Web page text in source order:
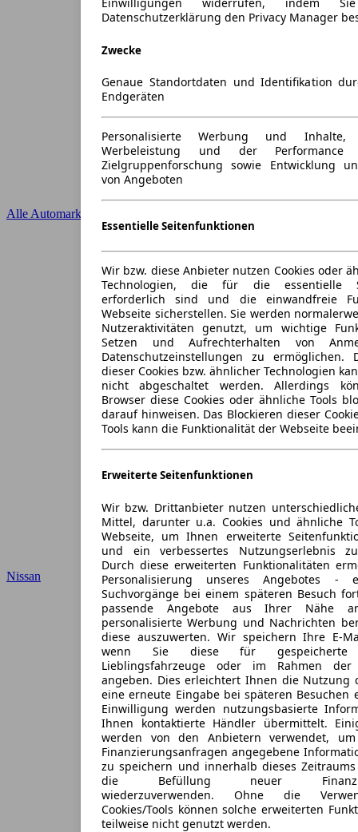
Einwilligungen widerrufen, indem
Datenschutzerklärung den Privacy Manager
Zwecke
Genaue Standortdaten und Identifikation
Endgeräten
Personalisierte Werbung und Inhalte,
Werbeleistung und der
Zielgruppenforschung sowie Entwicklung
von Angeboten
Essentielle Seitenfunktionen
Wir bzw. diese Anbieter nutzen Cookies oder
Technologien, die für die essentielle
erforderlich sind und die einwandfreie
Webseite sicherstellen. Sie werden
Nutzeraktivitäten genutzt, um wichtige
Setzen und Aufrechterhalten von
Datenschutzeinstellungen zu ermöglichen.
dieser Cookies bzw. ähnlicher Technologien
nicht abgeschaltet werden. Allerdings
Browser diese Cookies oder ähnliche Tools
darauf hinweisen. Das Blockieren dieser
Tools kann die Funktionalität der Webseite
Erweiterte Seitenfunktionen
Wir bzw. Drittanbieter nutzen
Mittel, darunter u.a. Cookies und ähnliche
Webseite, um Ihnen erweiterte
und ein verbessertes Nutzungserlebnis
Durch diese erweiterten Funktionalitäten
Personalisierung unseres Angebotes
Suchvorgänge bei einem späteren Besuch
passende Angebote aus Ihrer Nähe
personalisierte Werbung und Nachrichten
diese auszuwerten. Wir speichern Ihre E-
wenn Sie diese für gespeicherte
Lieblingsfahrzeuge oder im Rahmen der
angeben. Dies erleichtert Ihnen die Nutzung
eine erneute Eingabe bei späteren
Einwilligung werden nutzungsbasierte
Ihnen kontaktierte Händler übermittelt.
werden von den Anbietern verwendet,
Finanzierungsanfragen angegebene
zu speichern und innerhalb dieses
die Befüllung neuer
wiederzuverwenden. Ohne die
Cookies/Tools können solche erweiterten
teilweise nicht genutzt werden.
Alle Automarken
Nissan